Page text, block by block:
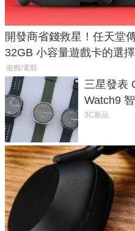
開發商省錢救星！任天堂
32GB 小容量遊戲卡的選擇
遊戲/電競
三星發表
Watch9
導航功能
3C新品